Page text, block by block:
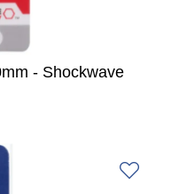
- Shockwave